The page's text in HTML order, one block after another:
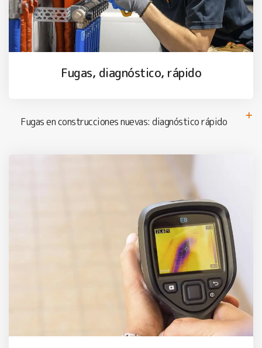
Fugas, diagnóstico, rápido
Fugas en construcciones nuevas: diagnóstico rápido